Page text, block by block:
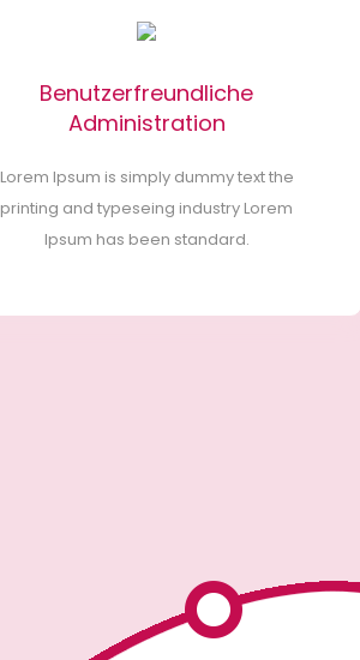
Benutzerfreundliche
Administration
Lorem Ipsum is simply dummy text the
printing and typeseing industry Lorem
Ipsum has been standard.